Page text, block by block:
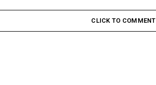
CLICK TO COMMENT